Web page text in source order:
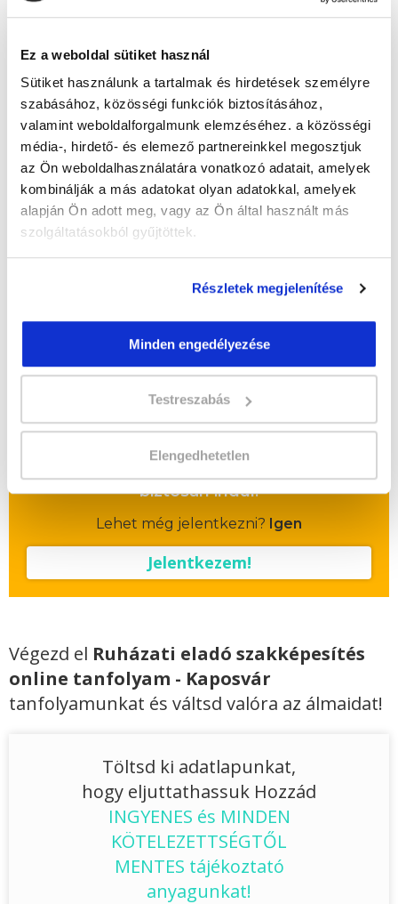
Ez a weboldal sütiket használ
Sütiket használunk a tartalmak és hirdetések személyre
szabásához, közösségi funkciók biztosításához,
valamint weboldalforgalmunk elemzéséhez. a közösségi
média-, hirdető- és elemező partnereinkkel megosztjuk
az Ön weboldalhasználatára vonatkozó adatait, amelyek
kombinálják a más adatokat olyan adatokkal, amelyek
alapján Ön adott meg, vagy az Ön által használt más
szolgáltatásokból gyűjtöttek.
Részletek megjelenítése
Minden engedélyezése
Testreszabás
Elengedhetetlen
+36302262580
" M " csoport
44 nap az indulásig!
Időtartam:3 hónap
2026-09-23
hallgatónk részére ajándék Pénztárgép helyes
Vizsgadíj várható összege
A csoport a meghirdetett időpontban
biztosan indul!
Lehet még jelentkezni? Igen
Jelentkezem!
Végezd el Ruházati eladó szakképesítés
online tanfolyam - Kaposvár
tanfolyamunkat és váltsd valóra az álmaidat!
Töltsd ki adatlapunkat,
hogy eljuttathassuk Hozzád
INGYENES és MINDEN
KÖTELEZETTSÉGTŐL
MENTES tájékoztató
anyagunkat!